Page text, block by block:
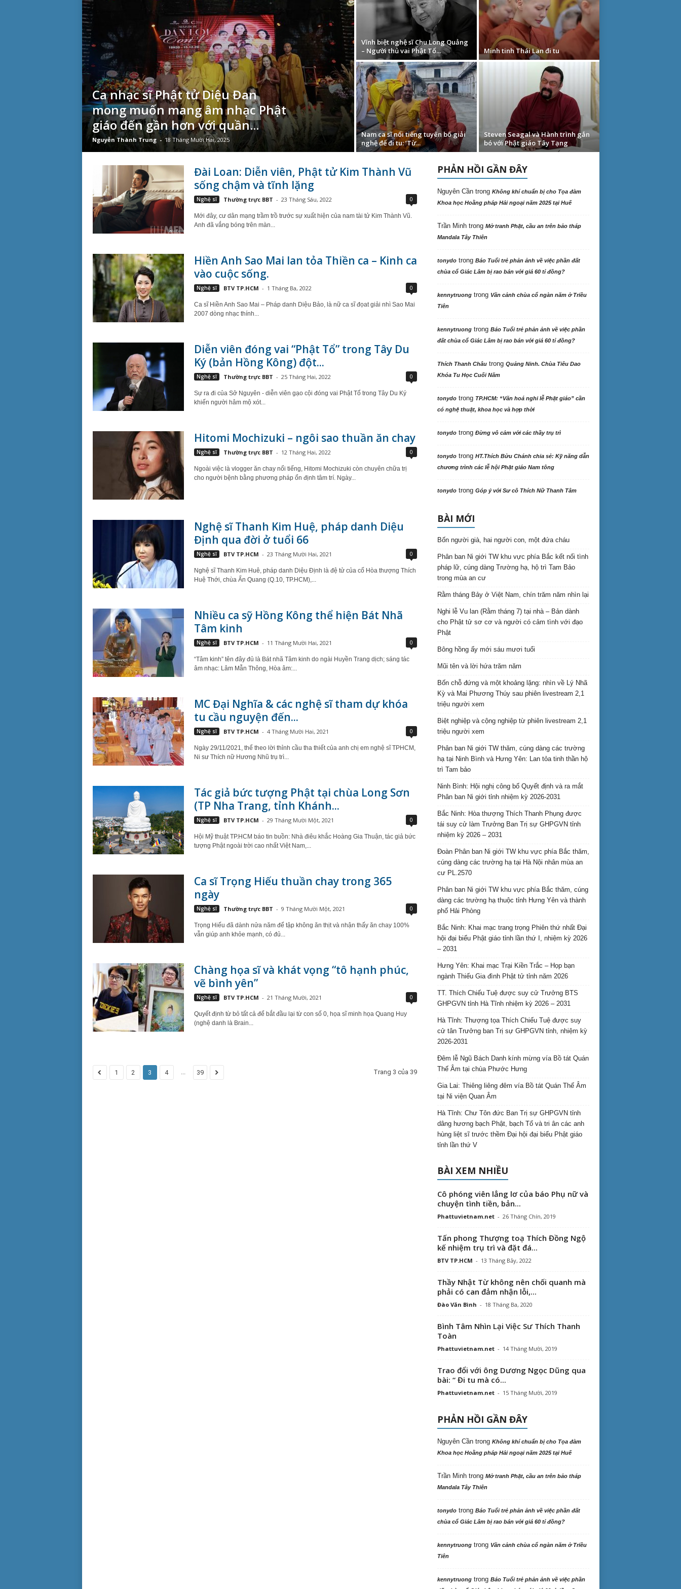
Ca nhạc sĩ Phật tử Diệu Đan
mong muốn mang âm nhạc Phật
giáo đến gần hơn với quần...
Nguyễn Thành Trung - 18 Tháng Mười Hai, 2025
Vĩnh biệt nghệ sĩ Chu Long Quảng
– Người thủ vai Phật Tổ...
Minh tinh Thái Lan đi tu
Nam ca sĩ nổi tiếng tuyên bố giải
nghệ để đi tu: ‘Từ...
Steven Seagal và Hành trình gắn
bó với Phật giáo Tây Tạng
Đài Loan: Diễn viên, Phật tử Kim Thành Vũ
sống chậm và tĩnh lặng
Nghệ sĩ Thường trực BBT - 23 Tháng Sáu, 2022 0
Mới đây, cư dân mạng trầm trồ trước sự xuất hiện của nam tài tử Kim Thành Vũ.
Anh đã vắng bóng trên màn...
Hiền Anh Sao Mai lan tỏa Thiền ca – Kinh ca
vào cuộc sống.
Nghệ sĩ BTV TP.HCM - 1 Tháng Ba, 2022 0
Ca sĩ Hiền Anh Sao Mai – Pháp danh Diệu Bảo, là nữ ca sĩ đọat giải nhì Sao Mai
2007 dòng nhạc thính...
Diễn viên đóng vai “Phật Tổ” trong Tây Du
Ký (bản Hồng Kông) đột...
Nghệ sĩ Thường trực BBT - 25 Tháng Hai, 2022 0
Sự ra đi của Sở Nguyên - diễn viên gạo cội đóng vai Phật Tổ trong Tây Du Ký
khiến người hâm mộ xót...
Hitomi Mochizuki – ngôi sao thuần ăn chay
Nghệ sĩ Thường trực BBT - 12 Tháng Hai, 2022 0
Ngoài việc là vlogger ăn chay nổi tiếng, Hitomi Mochizuki còn chuyên chữa trị
cho người bệnh bằng phương pháp ổn định tâm trí. Ngày...
Nghệ sĩ Thanh Kim Huệ, pháp danh Diệu
Định qua đời ở tuổi 66
Nghệ sĩ BTV TP.HCM - 23 Tháng Mười Hai, 2021 0
Nghệ sĩ Thanh Kim Huê, pháp danh Diệu Định là đệ tử của cố Hòa thượng Thích
Huệ Thới, chùa Ấn Quang (Q.10, TP.HCM),...
Nhiều ca sỹ Hồng Kông thể hiện Bát Nhã
Tâm kinh
Nghệ sĩ BTV TP.HCM - 11 Tháng Mười Hai, 2021 0
“Tâm kinh” tên đây đủ là Bát nhã Tâm kinh do ngài Huyền Trang dịch; sáng tác
âm nhạc: Lâm Mẫn Thông, Hòa âm:...
MC Đại Nghĩa & các nghệ sĩ tham dự khóa
tu cầu nguyện đến...
Nghệ sĩ BTV TP.HCM - 4 Tháng Mười Hai, 2021 0
Ngày 29/11/2021, thể theo lời thỉnh cầu tha thiết của anh chị em nghệ sĩ TPHCM,
Ni sư Thích nữ Hương Nhũ trụ trì...
Tác giả bức tượng Phật tại chùa Long Sơn
(TP Nha Trang, tỉnh Khánh...
Nghệ sĩ BTV TP.HCM - 29 Tháng Mười Một, 2021 0
Hội Mỹ thuật TP.HCM báo tin buồn: Nhà điêu khắc Hoàng Gia Thuận, tác giả bức
tượng Phật ngoài trời cao nhất Việt Nam,...
Ca sĩ Trọng Hiếu thuần chay trong 365
ngày
Nghệ sĩ Thường trực BBT - 9 Tháng Mười Một, 2021 0
Trọng Hiếu đã dành nửa năm để tập không ăn thịt và nhận thấy ăn chay 100%
vẫn giúp anh khỏe mạnh, có đủ...
Chàng họa sĩ và khát vọng “tô hạnh phúc,
vẽ bình yên”
Nghệ sĩ BTV TP.HCM - 21 Tháng Mười, 2021 0
Quyết định từ bỏ tất cả để bắt đầu lại từ con số 0, họa sĩ minh họa Quang Huy
(nghệ danh là Brain...
1 2 3 4 ... 39 Trang 3 của 39
PHẢN HỒI GẦN ĐÂY
Nguyên Cầntrong Không khí chuẩn bị cho Tọa đàm
Khoa học Hoằng pháp Hải ngoại năm 2025 tại Huế
Trần Minhtrong Mở tranh Phật, cầu an trên bảo tháp
Mandala Tây Thiên
tonydotrong Báo Tuổi trẻ phản ảnh về việc phần đất
chùa cổ Giác Lâm bị rao bán với giá 60 tỉ đồng?
kennytruongtrong Vãn cảnh chùa cổ ngàn năm ở Triều
Tiên
kennytruongtrong Báo Tuổi trẻ phản ảnh về việc phần
đất chùa cổ Giác Lâm bị rao bán với giá 60 tỉ đồng?
Thích Thanh Châutrong Quảng Ninh. Chùa Tiêu Dao
Khóa Tu Học Cuối Năm
tonydotrong TP.HCM: “Văn hoá nghi lễ Phật giáo” cần
có nghệ thuật, khoa học và hợp thời
tonydotrong Đừng vô cảm với các thầy trụ trì
tonydotrong HT.Thích Bửu Chánh chia sẻ: Kỹ năng dẫn
chương trình các lễ hội Phật giáo Nam tông
tonydotrong Góp ý với Sư cô Thích Nữ Thanh Tâm
BÀI MỚI
Bốn người già, hai người con, một đứa cháu
Phân ban Ni giới TW khu vực phía Bắc kết nối tình
pháp lữ, cúng dàng Trường hạ, hộ trì Tam Bảo
trong mùa an cư
Rằm tháng Bảy ở Việt Nam, chín trăm năm nhìn lại
Nghi lễ Vu lan (Rằm tháng 7) tại nhà – Bản dành
cho Phật tử sơ cơ và người có cảm tình với đạo
Phật
Bông hồng ấy mới sáu mươi tuổi
Mũi tên và lời hứa trăm năm
Bốn chỗ đứng và một khoảng lặng: nhìn về Lý Nhã
Kỳ và Mai Phương Thúy sau phiên livestream 2,1
triệu người xem
Biệt nghiệp và cộng nghiệp từ phiên livestream 2,1
triệu người xem
Phân ban Ni giới TW thăm, cúng dàng các trường
hạ tại Ninh Bình và Hưng Yên: Lan tỏa tinh thần hộ
trì Tam bảo
Ninh Bình: Hội nghị công bố Quyết định và ra mắt
Phân ban Ni giới tỉnh nhiệm kỳ 2026-2031
Bắc Ninh: Hòa thượng Thích Thanh Phụng được
tái suy cử làm Trưởng Ban Trị sự GHPGVN tỉnh
nhiệm kỳ 2026 – 2031
Đoàn Phân ban Ni giới TW khu vực phía Bắc thăm,
cúng dàng các trường hạ tại Hà Nội nhân mùa an
cư PL.2570
Phân ban Ni giới TW khu vực phía Bắc thăm, cúng
dàng các trường hạ thuộc tỉnh Hưng Yên và thành
phố Hải Phòng
Bắc Ninh: Khai mạc trang trọng Phiên thứ nhất Đại
hội đại biểu Phật giáo tỉnh lần thứ I, nhiệm kỳ 2026
– 2031
Hưng Yên: Khai mạc Trại Kiền Trắc – Họp bạn
ngành Thiếu Gia đình Phật tử tỉnh năm 2026
TT. Thích Chiếu Tuệ được suy cử Trưởng BTS
GHPGVN tỉnh Hà Tĩnh nhiệm kỳ 2026 – 2031
Hà Tĩnh: Thượng tọa Thích Chiếu Tuệ được suy
cử tân Trưởng ban Trị sự GHPGVN tỉnh, nhiệm kỳ
2026-2031
Đêm lễ Ngũ Bách Danh kính mừng vía Bồ tát Quán
Thế Âm tại chùa Phước Hưng
Gia Lai: Thiêng liêng đêm vía Bồ tát Quán Thế Âm
tại Ni viện Quan Âm
Hà Tĩnh: Chư Tôn đức Ban Trị sự GHPGVN tỉnh
dâng hương bạch Phật, bạch Tổ và tri ân các anh
hùng liệt sĩ trước thềm Đại hội đại biểu Phật giáo
tỉnh lần thứ V
BÀI XEM NHIỀU
Cô phóng viên lẳng lơ của báo Phụ nữ và
chuyện tình tiền, bản...
Phattuvietnam.net - 26 Tháng Chín, 2019
Tấn phong Thượng toạ Thích Đồng Ngộ
kế nhiệm trụ trì và đặt đá...
BTV TP.HCM - 13 Tháng Bảy, 2022
Thầy Nhật Từ không nên chối quanh mà
phải có can đảm nhận lỗi,...
Đào Văn Bình - 18 Tháng Ba, 2020
Bình Tâm Nhìn Lại Việc Sư Thích Thanh
Toàn
Phattuvietnam.net - 14 Tháng Mười, 2019
Trao đổi với ông Dương Ngọc Dũng qua
bài: “ Đi tu mà có...
Phattuvietnam.net - 15 Tháng Mười, 2019
PHẢN HỒI GẦN ĐÂY
Nguyên Cầntrong Không khí chuẩn bị cho Tọa đàm
Khoa học Hoằng pháp Hải ngoại năm 2025 tại Huế
Trần Minhtrong Mở tranh Phật, cầu an trên bảo tháp
Mandala Tây Thiên
tonydotrong Báo Tuổi trẻ phản ảnh về việc phần đất
chùa cổ Giác Lâm bị rao bán với giá 60 tỉ đồng?
kennytruongtrong Vãn cảnh chùa cổ ngàn năm ở Triều
Tiên
kennytruongtrong Báo Tuổi trẻ phản ảnh về việc phần